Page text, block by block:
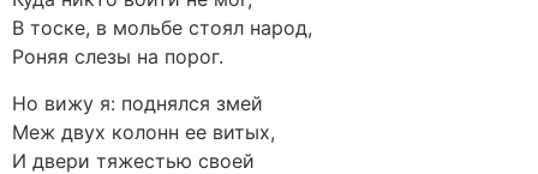
В тоске, в мольбе стоял народ,
Роняя слезы на порог.
Но вижу я: поднялся змей
Меж двух колонн ее витых,
И двери тяжестью своей